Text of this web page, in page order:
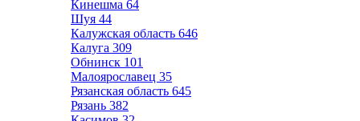
Кинешма 64
Шуя 44
Калужская область 646
Калуга 309
Обнинск 101
Малоярославец 35
Рязанская область 645
Рязань 382